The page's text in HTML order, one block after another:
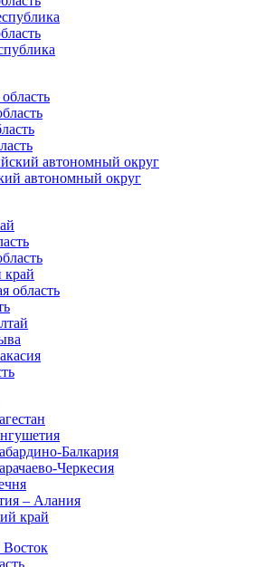
автономный округ
автономный округ
край
область
Балкария
Черкесия
– Алания
край